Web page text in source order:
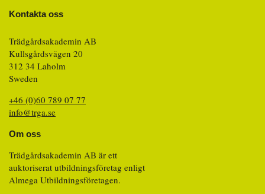
Om oss
Trädgårdsakademin AB är ett
auktoriserat utbildningsföretag enligt
Almega Utbildningsföretagen.
Kontakta oss
Trädgårdsakademin AB
Kullsgårdsvägen 20
312 34 Laholm
Sweden
+46 (0)60 789 07 77
info@trga.se